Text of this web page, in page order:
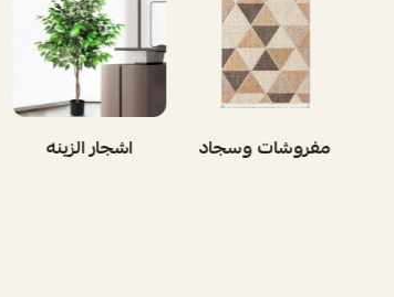
مفروشات وسجاد بوفيه